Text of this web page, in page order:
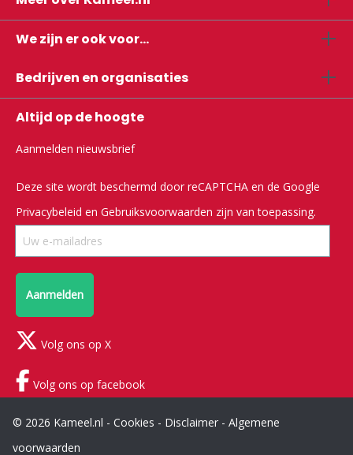
We zijn er ook voor...
Bedrijven en organisaties
Altijd op de hoogte
Aanmelden nieuwsbrief
Deze site wordt beschermd door reCAPTCHA en de Google
Privacybeleid en Gebruiksvoorwaarden zijn van toepassing.
Aanmelden
Volg ons op X
Volg ons op facebook
© 2026 Kameel.nl - Cookies - Disclaimer - Algemene
voorwaarden